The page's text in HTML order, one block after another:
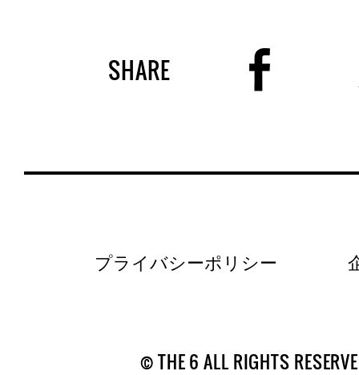
SHARE
プライバシーポリシー
© THE 6 ALL RIGHTS